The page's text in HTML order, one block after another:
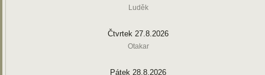
Luděk
Čtvrtek 27.8.2026
Otakar
Pátek 28.8.2026